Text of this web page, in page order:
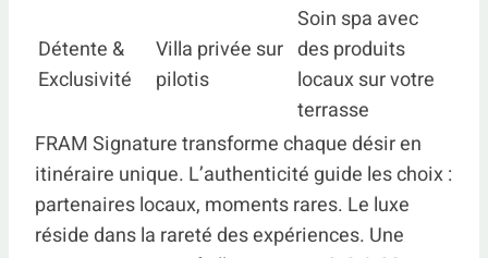
Détente &
Exclusivité
Villa privée sur
pilotis
Soin spa avec
des produits
locaux sur votre
terrasse
FRAM Signature transforme chaque désir en
itinéraire unique. L’authenticité guide les choix :
partenaires locaux, moments rares. Le luxe
réside dans la rareté des expériences. Une